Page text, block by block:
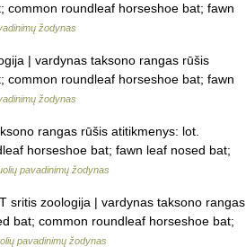
common roundleaf horseshoe bat; fawn
žodynas
| vardynas taksono rangas rūšis
common roundleaf horseshoe bat; fawn
žodynas
rangas rūšis atitikmenys: lot.
horseshoe bat; fawn leaf nosed bat;
pavadinimų žodynas
sritis zoologija | vardynas taksono rangas
bat; common roundleaf horseshoe bat;
pavadinimų žodynas